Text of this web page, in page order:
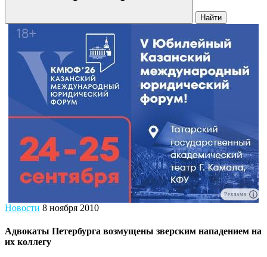
Найти
Реклама
Новости 8 ноября 2010
Адвокаты Петербурга возмущены зверским нападением на
их коллегу